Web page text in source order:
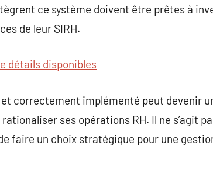
ce système doivent être prêtes à
de leur SIRH.
détails disponibles
correctement implémenté peut devenir
ses opérations RH. Il ne s’agit
faire un choix stratégique pour une